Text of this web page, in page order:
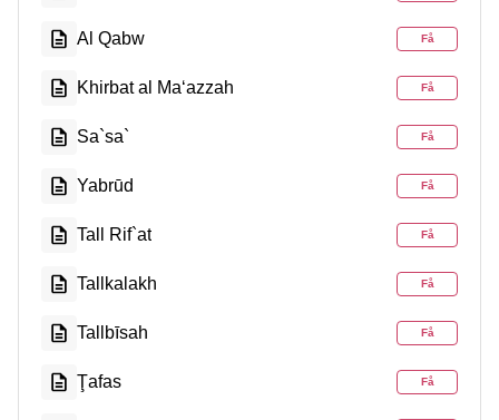
Al Qabw Få
Khirbat al Ma‘azzah Få
Sa`sa` Få
Yabrūd Få
Tall Rif`at Få
Tallkalakh Få
Tallbīsah Få
Ţafas Få